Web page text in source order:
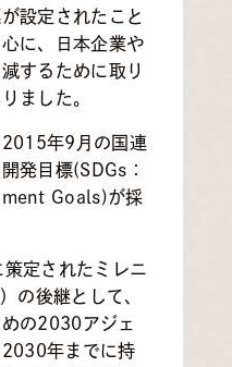
設定されたこと
に、日本企業や
するために取り
ました。
年9月の国連
発目標(SDGs：
Goals)が採
定されたミレニ
の後継として、
めの2030アジェ
年までに持